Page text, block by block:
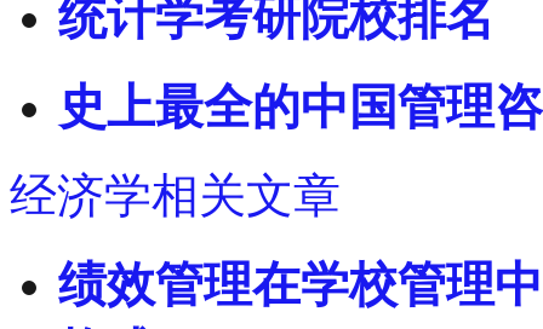
统计学考研院校排名
史上最全的中国管理
经济学相关文章
绩效管理在学校管理